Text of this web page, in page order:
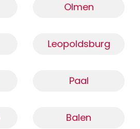
Olmen
Leopoldsburg
Paal
Balen